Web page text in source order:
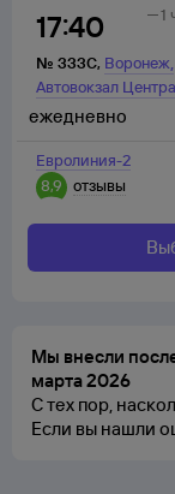
17:40
№ 333С, Воронеж,
Автовокзал
1
Евролиния-2
8,9
отзывы
ежедневно
Мы внесли
марта 2026
С тех пор,
Если вы нашли